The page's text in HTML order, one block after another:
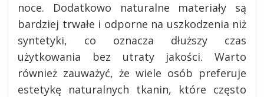
noce. Dodatkowo naturalne materiały są
bardziej trwałe i odporne na uszkodzenia niż
syntetyki, co oznacza dłuższy czas
użytkowania bez utraty jakości. Warto
również zauważyć, że wiele osób preferuje
estetykę naturalnych tkanin, które często